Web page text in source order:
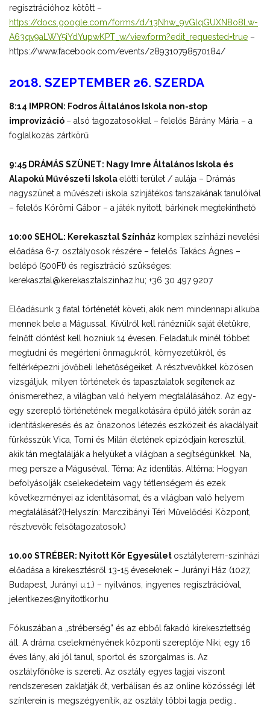
regisztrációhoz kötött –
https://docs.google.com/forms/d/13Nhw_9vGlqGUXN8o8Lw-
A63qv9aLWY5iYdYupwKPT_w/viewform?edit_requested=true –
https://www.facebook.com/events/289310798570184/
2018. SZEPTEMBER 26. SZERDA
8:14 IMPRON: Fodros Általános Iskola non-stop
improvizáció – alsó tagozatosokkal – felelős Bárány Mária – a
foglalkozás zártkörű
9:45 DRÁMÁS SZÜNET: Nagy Imre Általános Iskola és
Alapokú Művészeti Iskolaelőtti terület / aulája – Drámás
nagyszünet a művészeti iskola színjátékos tanszakának tanulóival
– felelős Körömi Gábor – a játék nyitott, bárkinek megtekinthető
10:00 SEHOL: Kerekasztal Színház komplex színházi nevelési
előadása 6-7. osztályosok részére – felelős Takács Ágnes –
belépő (500Ft) és regisztráció szükséges:
kerekasztal@kerekasztalszinhaz.hu; +36 30 497 9207
Előadásunk 3 fiatal történetét követi, akik nem mindennapi alkuba
mennek bele a Mágussal. Kívülről kell ránézniük saját életükre,
felnőtt döntést kell hozniuk 14 évesen. Feladatuk minél többet
megtudni és megérteni önmagukról, környezetükről, és
feltérképezni jövőbeli lehetőségeiket. A résztvevőkkel közösen
vizsgáljuk, milyen történetek és tapasztalatok segítenek az
önismerethez, a világban való helyem megtalálásához. Az egy-
egy szereplő történetének megalkotására épülő játék során az
identitáskeresés és az önazonos létezés eszközeit és akadályait
fürkésszük Vica, Tomi és Milán életének epizódjain keresztül,
akik tán megtalálják a helyüket a világban a segítségünkkel. Na,
meg persze a Máguséval. Téma: Az identitás. Altéma: Hogyan
befolyásolják cselekedeteim vagy tétlenségem és ezek
következményei az identitásomat, és a világban való helyem
megtalálását?(Helyszín: Marczibányi Téri Művelődési Központ,
résztvevők: felsőtagozatosok.)
10.00 STRÉBER: Nyitott Kör Egyesület osztályterem-színházi
előadása a kirekesztésről 13-15 éveseknek – Jurányi Ház (1027,
Budapest, Jurányi u.1.) – nyilvános, ingyenes regisztrációval,
jelentkezes@nyitottkor.hu
Fókuszában a „stréberség” és az ebből fakadó kirekesztettség
áll. A dráma cselekményének központi szereplője Niki; egy 16
éves lány, aki jól tanul, sportol és szorgalmas is. Az
osztályfőnöke is szereti. Az osztály egyes tagjai viszont
rendszeresen zaklatják őt, verbálisan és az online közösségi lét
színterein is megszégyenítik, az osztály többi tagja pedig…